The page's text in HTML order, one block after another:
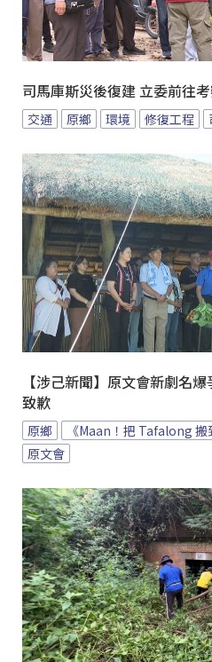
司馬庫斯災後復建 立委前往
交通 原鄉 環境 修復工程
【涉己新聞】原文會新劇名
致歉
原鄉 《Maan！把 Tafalong 搬
原文會